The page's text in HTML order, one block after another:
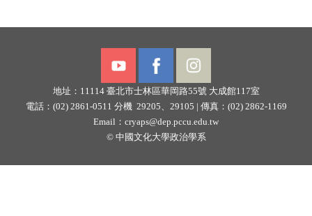
地址：11114 臺北市士林區華岡路55號大成館117室
電話：(02) 2861-0511 分機 29205、29105 | 傳真：(02) 2862-1169
Email： cryaps@dep.pccu.edu.tw
©中國文化大學政治學系